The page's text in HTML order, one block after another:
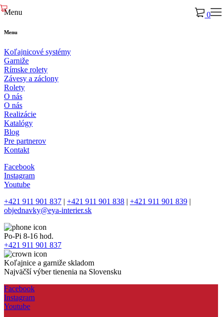
Menu
Menu
Koľajnicové systémy
Garniže
Rímske rolety
Závesy a záclony
Rolety
O nás
O nás
Realizácie
Katalógy
Blog
Pre partnerov
Kontakt
Facebook
Instagram
Youtube
+421 911 901 837 | +421 911 901 838 | +421 911 901 839 |
objednavky@eya-interier.sk
Po-Pi 8-16 hod.
+421 911 901 837
Koľajnice a garniže skladom
Najväčší výber tienenia na Slovensku
0
Facebook
Instagram
Youtube